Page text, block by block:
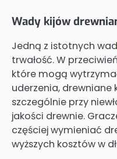
Wady kijów
Jedną z istotnych wad
trwałość. W
które mogą
uderzenia, drewniane
szczególnie przy
jakości drewnie.
częściej wymieniać
wyższych kosztów w